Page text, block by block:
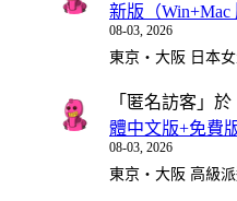
新版（Win+Mac
08-03, 2026
東京・大阪 日本
「 匿名訪客 」於
體中文版+免費版
08-03, 2026
東京・大阪 高級